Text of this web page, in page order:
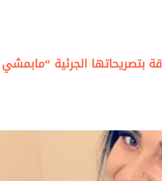
الجرئية “مابمشي